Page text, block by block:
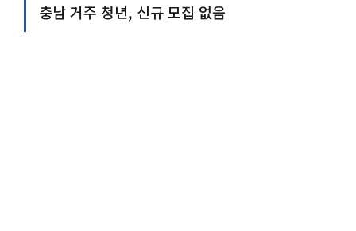
충남 거주 청년, 신규 모집 없음